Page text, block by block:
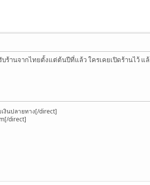
บร้านจากไทยตั้งแต่ต้นปีที่แล้ว ใครเคยเปิดร้านไว้
งินปลายทาง[/direct]
direct]